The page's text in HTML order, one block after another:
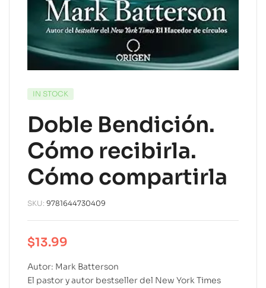
IN STOCK
Doble Bendición.
Cómo recibirla.
Cómo compartirla
SKU: 9781644730409
$13.99
Autor: Mark Batterson
El pastor y autor bestseller del New York Times